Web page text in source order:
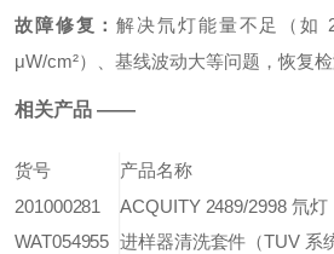
故障修复：解决氘灯能量不足（如
μW/cm²）、基线波动大等问题，恢复
相关产品 ——
货号 产品名称
201000281 ACQUITY 2489/2998 氘灯
WAT054955 进样器清洗套件（TUV 系